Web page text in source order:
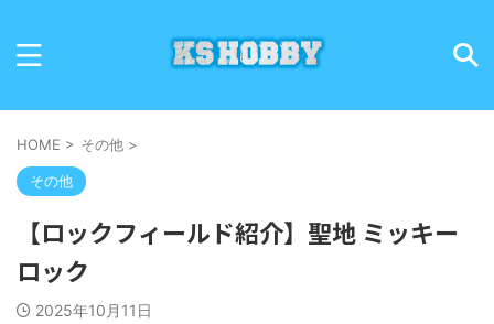
HOME > その他 >
その他
【ロックフィールド紹介】聖地 ミッキー
ロック
2025年10月11日